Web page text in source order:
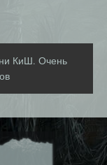
КиШ. Очень